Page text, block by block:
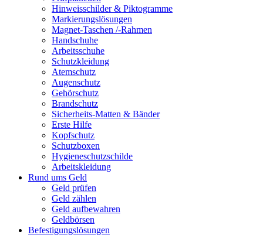
Hinweisschilder & Piktogramme
Markierungslösungen
Magnet-Taschen /-Rahmen
Handschuhe
Arbeitsschuhe
Schutzkleidung
Atemschutz
Augenschutz
Gehörschutz
Brandschutz
Sicherheits-Matten & Bänder
Erste Hilfe
Kopfschutz
Schutzboxen
Hygieneschutzschilde
Arbeitskleidung
Rund ums Geld
Geld prüfen
Geld zählen
Geld aufbewahren
Geldbörsen
Befestigungslösungen